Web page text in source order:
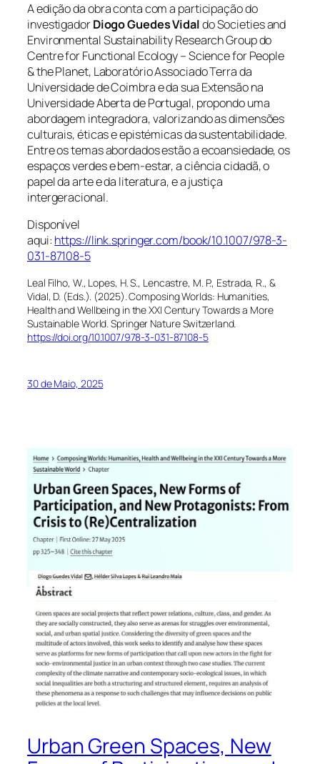
A edição da obra conta com a participação do
investigadorDiogo Guedes Vidaldo Societies and
Environmental Sustainability Research Group do
Centre for Functional Ecology – Science for People
& the Planet, Laboratório Associado Terra da
Universidade de Coimbra e da sua Extensão na
Universidade Aberta de Portugal, propondo uma
abordagem integradora, valorizando as dimensões
culturais, éticas e epistémicas da sustentabilidade.
Entre os temas abordados estão a ecoansiedade, os
espaços verdes e bem-estar, a ciência cidadã, o
papel da arte e da literatura, e a justiça
intergeracional.
Disponível
aqui: https://link.springer.com/book/10.1007/978-3-
031-87108-5
Leal Filho, W., Lopes, H. S., Lencastre, M. P., Estrada, R., &
Vidal, D. (Eds.). (2025).Composing Worlds: Humanities,
Health and Wellbeing in the XXI Century Towards a More
Sustainable World . Springer Nature Switzerland.
https://doi.org/10.1007/978-3-031-87108-5
30 de Maio, 2025
Urban Green Spaces, New